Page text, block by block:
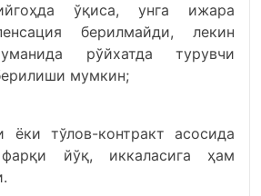
ўқиса, унга ижара
берилмайди, лекин
рўйхатда турувчи
мумкин;
ёки тўлов-контракт асосида
фарқи йўқ, иккаласига ҳам